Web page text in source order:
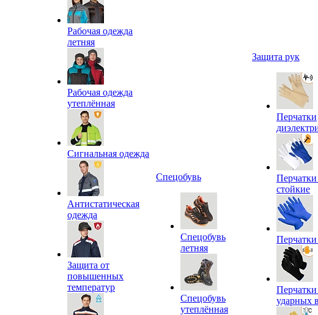
Рабочая одежда
летняя
Рабочая одежда
утеплённая
Сигнальная одежда
Антистатическая
одежда
Защита от
повышенных
температур
Спецобувь
Спецобувь
летняя
Спецобувь
утеплённая
Защита рук
Перчатки
стойкие
ударных